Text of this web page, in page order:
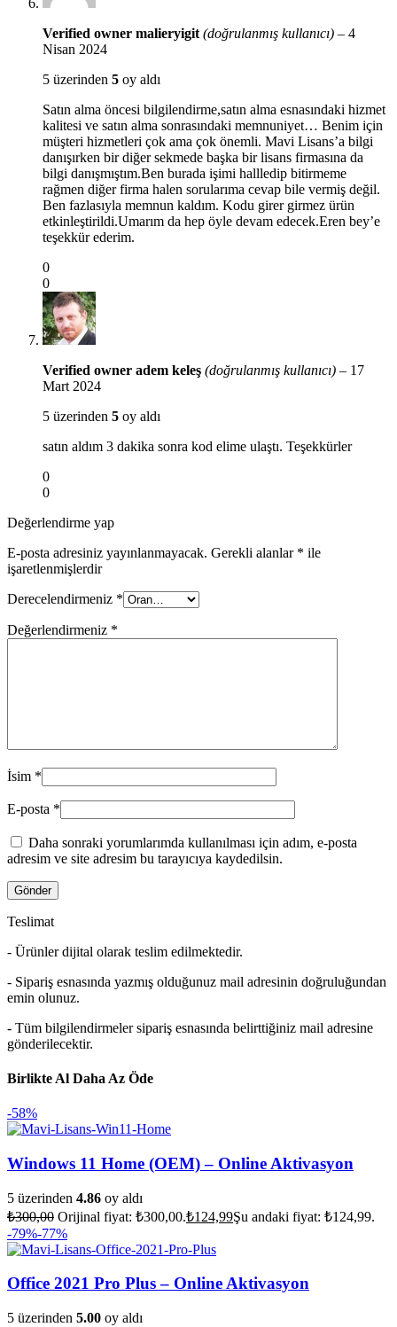
Verified owner malieryigit (doğrulanmış kullanıcı) – 4
Nisan 2024
5 üzerinden 5 oy aldı
Satın alma öncesi bilgilendirme,satın alma esnasındaki hizmet
kalitesi ve satın alma sonrasındaki memnuniyet… Benim için
müşteri hizmetleri çok ama çok önemli. Mavi Lisans’a bilgi
danışırken bir diğer sekmede başka bir lisans firmasına da
bilgi danışmıştım.Ben burada işimi hallledip bitirmeme
rağmen diğer firma halen sorularıma cevap bile vermiş değil.
Ben fazlasıyla memnun kaldım. Kodu girer girmez ürün
etkinleştirildi.Umarım da hep öyle devam edecek.Eren bey’e
teşekkür ederim.
0
0
Verified owner adem keleş (doğrulanmış kullanıcı) – 17
Mart 2024
5 üzerinden 5 oy aldı
satın aldım 3 dakika sonra kod elime ulaştı. Teşekkürler
0
0
Değerlendirme yap
E-posta adresiniz yayınlanmayacak. Gerekli alanlar * ile
işaretlenmişlerdir
Derecelendirmeniz *
Değerlendirmeniz *
İsim *
E-posta *
Daha sonraki yorumlarımda kullanılması için adım, e-posta
adresim ve site adresim bu tarayıcıya kaydedilsin.
Teslimat
- Ürünler dijital olarak teslim edilmektedir.
- Sipariş esnasında yazmış olduğunuz mail adresinin doğruluğundan
emin olunuz.
- Tüm bilgilendirmeler sipariş esnasında belirttiğiniz mail adresine
gönderilecektir.
Birlikte Al Daha Az Öde
-58%
Windows 11 Home (OEM) – Online Aktivasyon
5 üzerinden 4.86 oy aldı
₺300,00 Orijinal fiyat: ₺300,00.₺124,99Şu andaki fiyat: ₺124,99.
-79%-77%
Office 2021 Pro Plus – Online Aktivasyon
5 üzerinden 5.00 oy aldı